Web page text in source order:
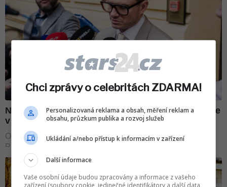
Chci zprávy o celebritách ZDARMA!
Personalizovaná reklama a obsah, měření reklam a
obsahu, průzkum publika a rozvoj služeb
Ukládání a/nebo přístup k informacím v zařízení
Další informace
Vaše osobní údaje budou zpracovány a informace z vašeho
zařízení (soubory cookie, jedinečné identifikátory a další data